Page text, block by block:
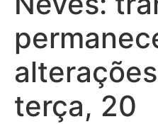
terça, 20